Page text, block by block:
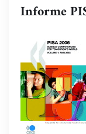
Informe